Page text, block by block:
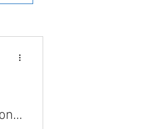
5